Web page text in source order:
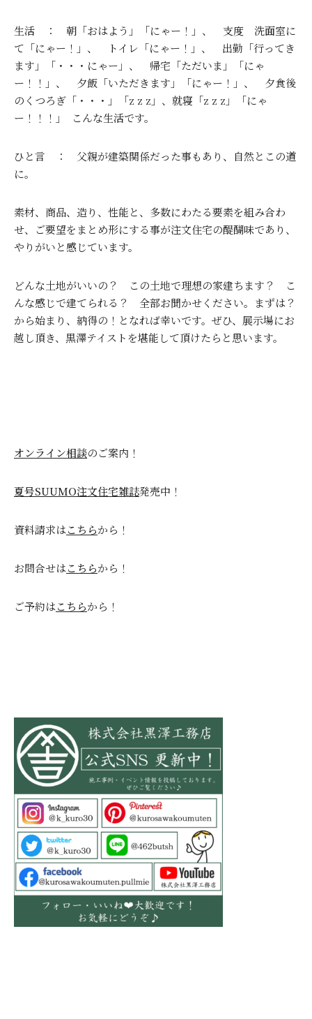
生活 ： 朝「おはよう」「にゃー！」、 支度 洗面室に
て「にゃー！」、 トイレ「にゃー！」、 出勤「行ってき
ます」「・・・にゃー」、 帰宅「ただいま」「にゃ
ー！！」、 夕飯「いただきます」「にゃー！」、 夕食後
のくつろぎ「・・・」「z z z」、就寝「z z z」「にゃ
ー！！！」 こんな生活です。
ひと言 ： 父親が建築関係だった事もあり、自然とこの道
に。
素材、商品、造り、性能と、多数にわたる要素を組み合わ
せ、ご要望をまとめ形にする事が注文住宅の醍醐味であり、
やりがいと感じています。
どんな土地がいいの？ この土地で理想の家建ちます？ こ
んな感じで建てられる？ 全部お聞かせください。まずは？
から始まり、納得の！となれば幸いです。ぜひ、展示場にお
越し頂き、黒澤テイストを堪能して頂けたらと思います。
オンライン相談のご案内！
夏号SUUMO注文住宅雑誌発売中！
資料請求はこちらから！
お問合せはこちらから！
ご予約はこちらから！